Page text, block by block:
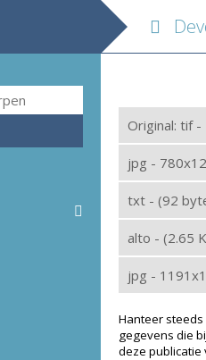
Original: tif
jpg -
txt - (92
alto - (2.65
jpg -
Hanteer
gegevens die
deze publicatie